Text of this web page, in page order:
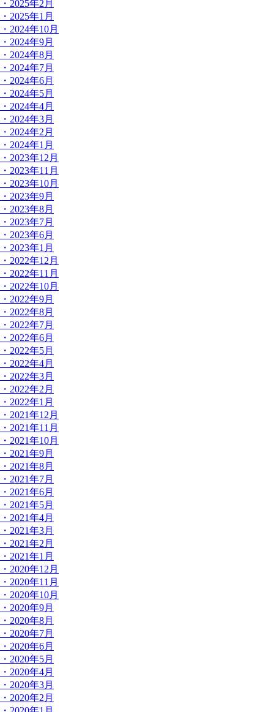
・2025年2月
・2025年1月
・2024年10月
・2024年9月
・2024年8月
・2024年7月
・2024年6月
・2024年5月
・2024年4月
・2024年3月
・2024年2月
・2024年1月
・2023年12月
・2023年11月
・2023年10月
・2023年9月
・2023年8月
・2023年7月
・2023年6月
・2023年1月
・2022年12月
・2022年11月
・2022年10月
・2022年9月
・2022年8月
・2022年7月
・2022年6月
・2022年5月
・2022年4月
・2022年3月
・2022年2月
・2022年1月
・2021年12月
・2021年11月
・2021年10月
・2021年9月
・2021年8月
・2021年7月
・2021年6月
・2021年5月
・2021年4月
・2021年3月
・2021年2月
・2021年1月
・2020年12月
・2020年11月
・2020年10月
・2020年9月
・2020年8月
・2020年7月
・2020年6月
・2020年5月
・2020年4月
・2020年3月
・2020年2月